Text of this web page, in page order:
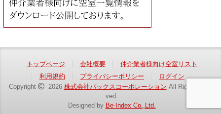
トップページ 会社概要
仲介業者様向け空室リスト
利用規約
プライバシーポリシー
ログイン
Copyright
2026 株式会社パックスコーポレーション All Rights Reser
ved.
Designed by Be-Index Co.,Ltd.